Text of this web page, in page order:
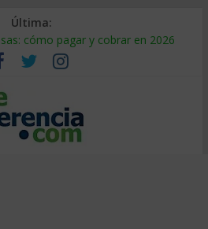
Última:
cómo pagar y cobrar en 2026
y por qué sale tan caro
cómo auditarla a tiempo
de suministro: qué hacer
UU.: cómo segmentarlo y venderle